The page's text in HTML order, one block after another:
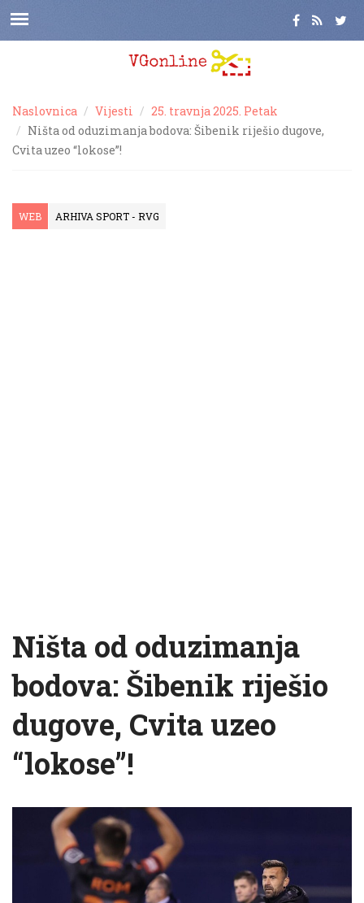
Naslovnica Vijesti
25. travnja 2025. Petak
Ništa od oduzimanja bodova: Šibenik riješio dugove,
Cvita uzeo “lokose”!
WEB ARHIVA SPORT - RVG
Ništa od oduzimanja
bodova: Šibenik riješio
dugove, Cvita uzeo
“lokose”!